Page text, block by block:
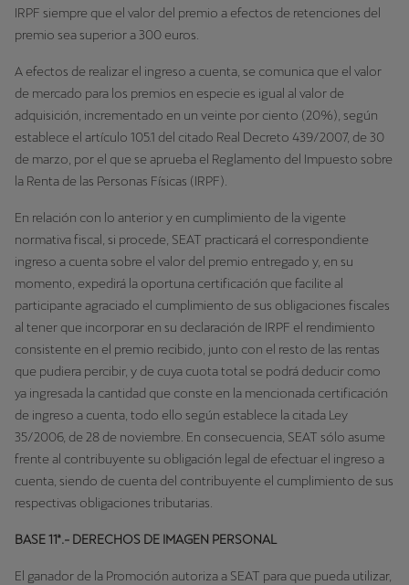
IRPF siempre que el valor del premio a efectos de retenciones del
premio sea superior a 300 euros.
A efectos de realizar el ingreso a cuenta, se comunica que el valor
de mercado para los premios en especie es igual al valor de
adquisición, incrementado en un veinte por ciento (20%), según
establece el artículo 105.1 del citado Real Decreto 439/2007, de 30
de marzo, por el que se aprueba el Reglamento del Impuesto sobre
la Renta de las Personas Físicas (IRPF).
En relación con lo anterior y en cumplimiento de la vigente
normativa fiscal, si procede, SEAT practicará el correspondiente
ingreso a cuenta sobre el valor del premio entregado y, en su
momento, expedirá la oportuna certificación que facilite al
participante agraciado el cumplimiento de sus obligaciones fiscales
al tener que incorporar en su declaración de IRPF el rendimiento
consistente en el premio recibido, junto con el resto de las rentas
que pudiera percibir, y de cuya cuota total se podrá deducir como
ya ingresada la cantidad que conste en la mencionada certificación
de ingreso a cuenta, todo ello según establece la citada Ley
35/2006, de 28 de noviembre. En consecuencia, SEAT sólo asume
frente al contribuyente su obligación legal de efectuar el ingreso a
cuenta, siendo de cuenta del contribuyente el cumplimiento de sus
respectivas obligaciones tributarias.
BASE 11ª.- DERECHOS DE IMAGEN PERSONAL
El ganador de la Promoción autoriza a SEAT para que pueda utilizar,